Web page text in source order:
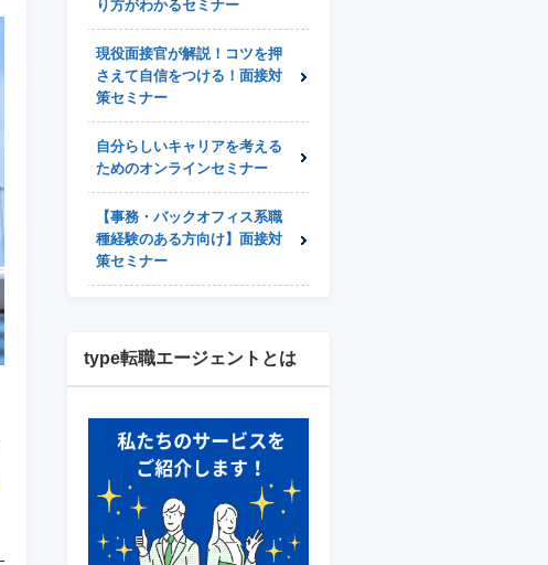
り方がわかるセミナー
現役面接官が解説！コツを押
さえて自信をつける！面接対
策セミナー
自分らしいキャリアを考える
ためのオンラインセミナー
【事務・バックオフィス系職
種経験のある方向け】面接対
策セミナー
type転職エージェントとは